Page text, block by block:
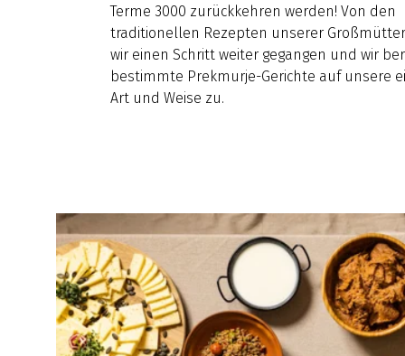
Terme 3000 zurückkehren werden! Von den
traditionellen Rezepten unserer
wir einen Schritt weiter gegangen und wir
bestimmte Prekmurje-Gerichte auf unsere
Art und Weise zu.